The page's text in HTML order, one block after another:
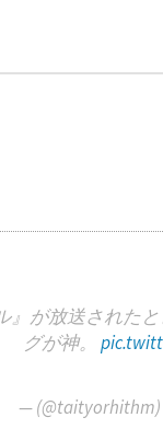
』が放送された
グが神。
—